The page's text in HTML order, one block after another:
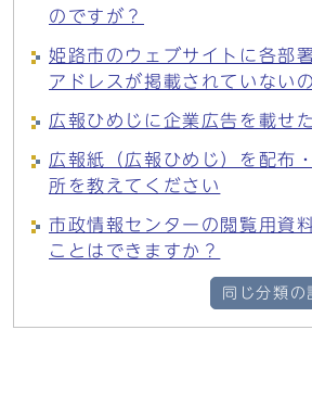
のですが？
姫路市のウェブサイトに各部
アドレスが掲載されていない
広報ひめじに企業広告を載せ
広報紙（広報ひめじ）を配布
所を教えてください
市政情報センターの閲覧用資
ことはできますか？
同じ分類の